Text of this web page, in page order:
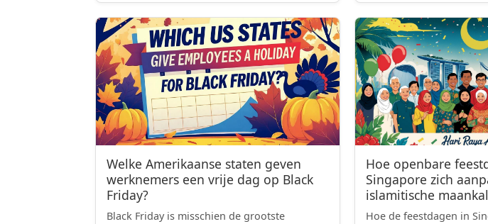
Welke Amerikaanse staten geven
werknemers een vrije dag op Black
Friday?
Black Friday is misschien de grootste
Hoe openbare
Singapore zich
islamitische
Hoe de feestdagen in